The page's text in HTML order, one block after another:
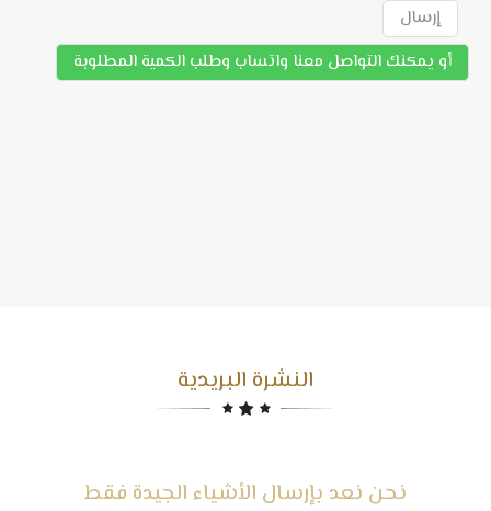
إرسال
أو يمكنك التواصل معنا واتساب وطلب الكمية المطلوبة
النشرة البريدية
نحن نعد بإرسال الأشياء الجيدة فقط